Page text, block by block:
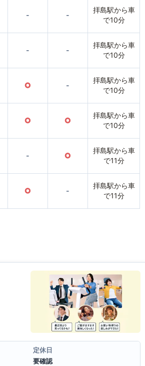
- -
拝島駅から車
で10分
- -
拝島駅から車
で10分
○ -
拝島駅から車
で10分
○ ○
拝島駅から車
で10分
- ○
拝島駅から車
で11分
○ -
拝島駅から車
で11分
定休日
要確認